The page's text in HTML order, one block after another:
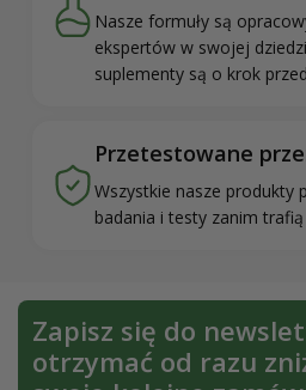
Nasze formuły są
ekspertów w swojej
suplementy są o krok
Przetestowane
Wszystkie nasze produkty
badania i testy zanim
Zapisz się do
otrzymać od razu